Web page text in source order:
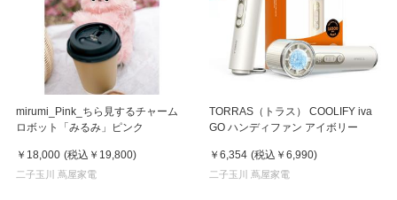
mirumi_Pink_ちら見するチャーム
ロボット「みるみ」ピンク
￥18,000 (税込 ￥19,800)
二子玉川 蔦屋家電
TORRAS（トラス） COOLIFY iva
GO ハンディファン アイボリー
￥6,354 (税込 ￥6,990)
二子玉川 蔦屋家電